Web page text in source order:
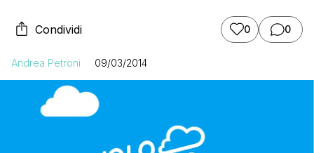
Condividi 0 0
Andrea Petroni 09/03/2014